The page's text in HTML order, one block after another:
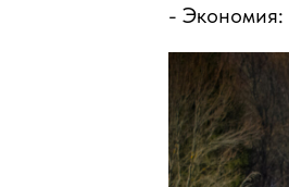
- Экономия: